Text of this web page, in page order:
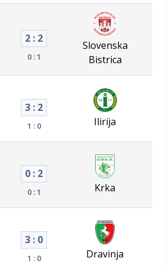
2 : 2
0 : 1
Slovenska
Bistrica
3 : 2
1 : 0 Ilirija
0 : 2
0 : 1 Krka
3 : 0
1 : 0 Dravinja